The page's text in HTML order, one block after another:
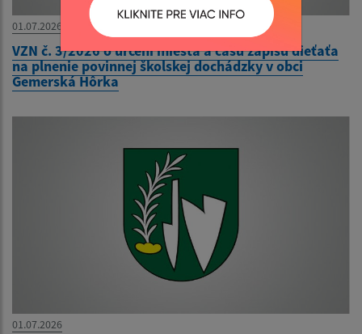
01.07.2026
VZN č. 3/2026 o určení miesta a času zápisu dieťaťa
na plnenie povinnej školskej dochádzky v obci
Gemerská Hôrka
01.07.2026